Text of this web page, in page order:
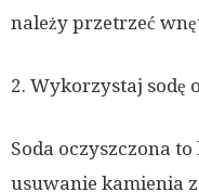
należy przetrzeć
2. Wykorzystaj sodę
Soda oczyszczona
usuwanie kamienia